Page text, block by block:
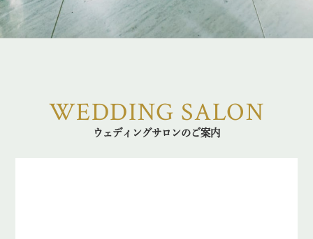
WEDDING SALON
ウェディングサロンのご案内